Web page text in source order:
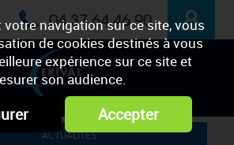
navigation sur ce site, vous
de cookies destinés à vous
expérience sur ce site et
son audience.
Accepter
ESPACE
PRIVÉ
04 37 64 46 90
ACTUALITÉS